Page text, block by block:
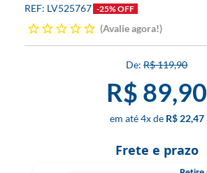
LV525767 -25% OFF
Avalie agora!
R$ 119,90
R$ 89,90
4x R$ 22,47
Frete e prazo